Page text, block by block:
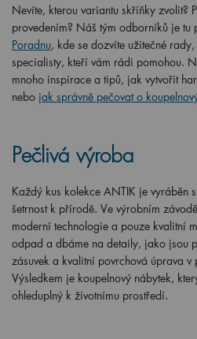
Nevíte, kterou variantu skříňky zvolit?
provedením? Náš tým odborníků je tu
Poradnu, kde se dozvíte užitečné
specialisty, kteří vám rádi pomohou.
mnoho inspirace a tipů, jak vytvořit
nebo jak správně pečovat o
Pečlivá výroba
Každý kus kolekce ANTIK je vyráběn
šetrnost k přírodě. Ve výrobním
moderní technologie a pouze kvalitní
odpad a dbáme na detaily, jako jsou
zásuvek a kvalitní povrchová úprava
Výsledkem je koupelnový nábytek,
ohleduplný k životnímu prostředí.